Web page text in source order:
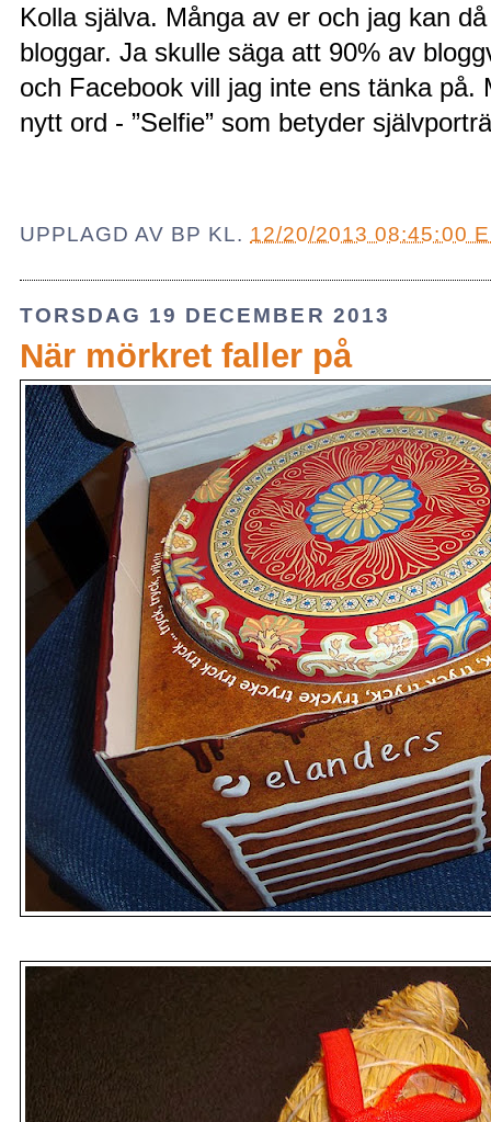
Kolla själva. Många av er och jag kan
bloggar. Ja skulle säga att 90% av
och Facebook vill jag inte ens tänka på.
nytt ord - ”Selfie” som betyder
UPPLAGD AV BP KL. 12/20/2013 08:45:00
TORSDAG 19 DECEMBER 2013
När mörkret faller på